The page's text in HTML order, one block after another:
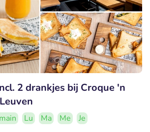
2 drankjes bij Croque 'n
Lu Ma Me
Je